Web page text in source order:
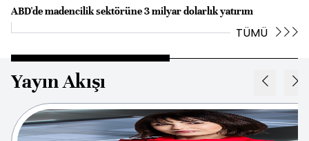
ABD'de madencilik sektörüne 3 milyar dolarlık yatırım
TÜMÜ
Yayın Akışı